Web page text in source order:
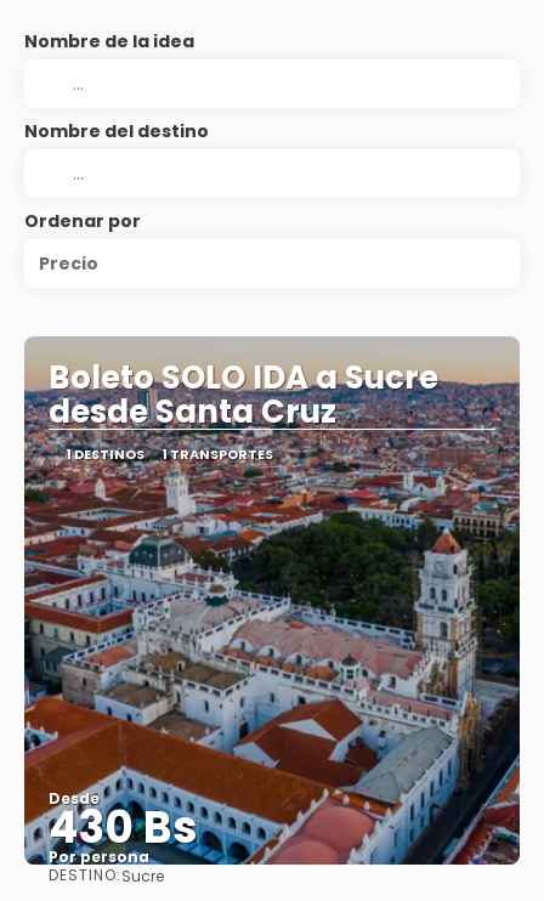
Nombre de la idea
Nombre del destino
Ordenar por
Precio
Boleto SOLO IDA a Sucre
desde Santa Cruz
1 DESTINOS 1 TRANSPORTES
Desde
430 Bs
Por persona
DESTINO:Sucre